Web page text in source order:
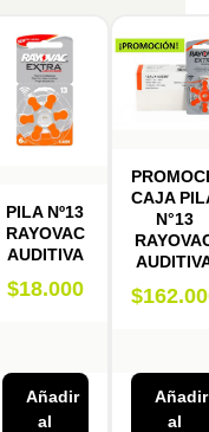
PILA Nº13
RAYOVAC
AUDITIVA
$18.000
Añadir
al
CAJA
N°13
$
Añadir
al